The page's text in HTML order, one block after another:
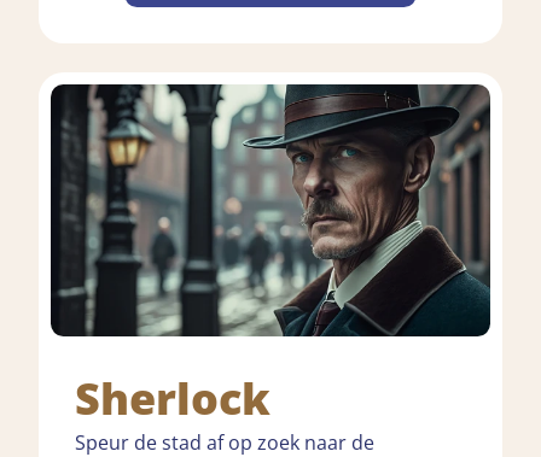
Sherlock
Speur de stad af op zoek naar de